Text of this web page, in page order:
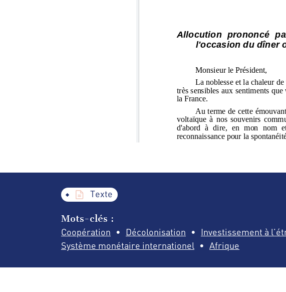
Texte
Mots-clés :
Coopération Décolonisation
Investissement à
Système monétaire internationel
Afrique